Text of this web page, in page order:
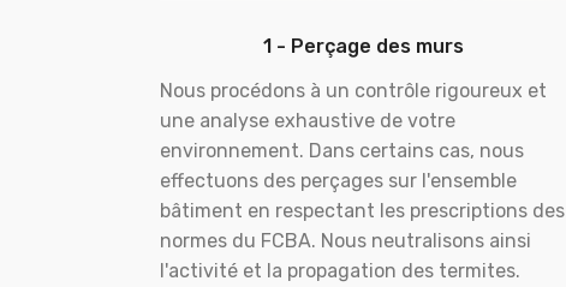
1 - Perçage des murs
Nous procédons à un contrôle rigoureux et
une analyse exhaustive de votre
environnement. Dans certains cas, nous
effectuons des perçages sur l'ensemble
bâtiment en respectant les prescriptions des
normes du FCBA. Nous neutralisons ainsi
l'activité et la propagation des termites.